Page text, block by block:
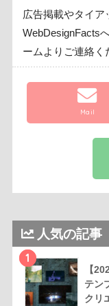
広告掲載やタイア
WebDesignFacts
ームよりご連絡く
Mail
人気の記事
1
【
テン
クリ